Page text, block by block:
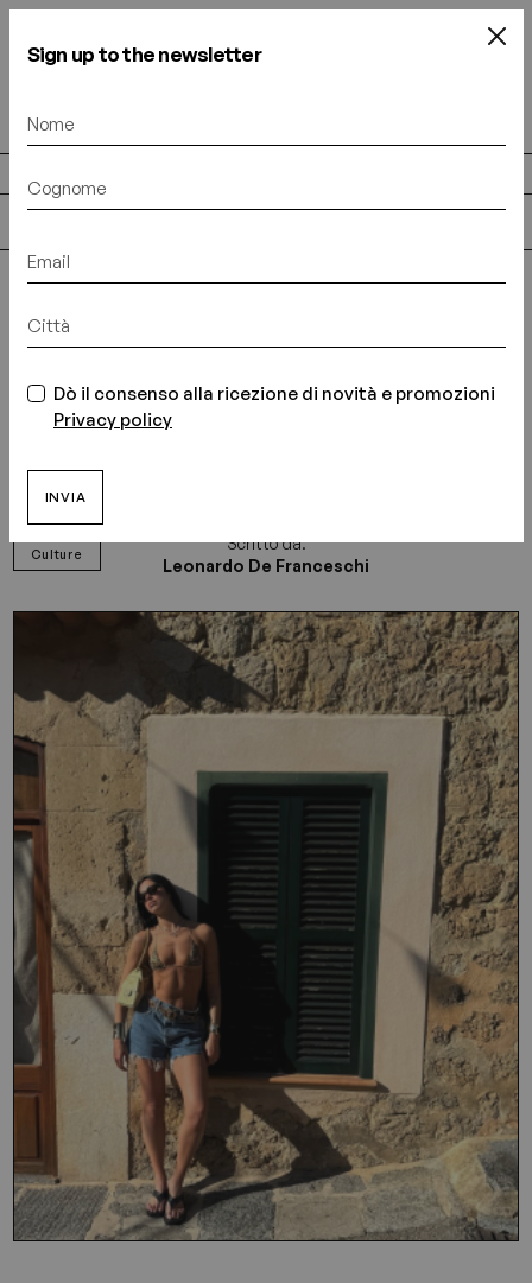
INDIETRO
Le città stanno diventando
sempre più calde?
Vivere al fresco potrebbe diventare un
Culture
Scritto da:
Leonardo De Franceschi
Sign up to the newsletter
Dò il consenso alla ricezione di novità e promozioni
Privacy policy
INVIA